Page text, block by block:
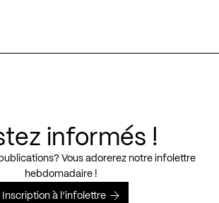
informés !
Vous adorerez notre infolettre
hebdomadaire !
Inscription à l’infolettre